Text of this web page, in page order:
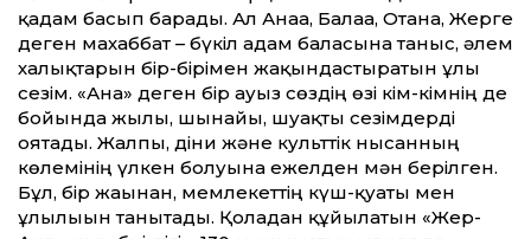
қадам басып барады. Ал Анаға, Балаға, Отанға, Жерге
деген махаббат – бүкіл адам баласына таныс, әлем
халықтарын бір-бірімен жақындастыратын ұлы
сезім. «Ана» деген бір ауыз сөздің өзі кім-кімнің де
бойында жылы, шынайы, шуақты сезімдерді
оятады. Жалпы, діни және культтік нысанның
көлемінің үлкен болуына ежелден мән берілген.
Бұл, бір жағынан, мемлекеттің күш-қуаты мен
ұлылығын танытады. Қоладан құйылатын «Жер-